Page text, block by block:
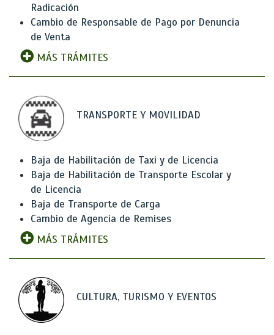
Radicación
Cambio de Responsable de Pago por Denuncia
de Venta
MÁS TRÁMITES
TRANSPORTE Y MOVILIDAD
Baja de Habilitación de Taxi y de Licencia
Baja de Habilitación de Transporte Escolar y
de Licencia
Baja de Transporte de Carga
Cambio de Agencia de Remises
MÁS TRÁMITES
CULTURA, TURISMO Y EVENTOS